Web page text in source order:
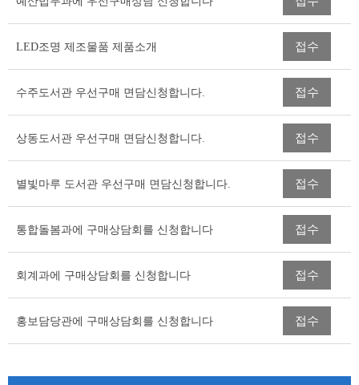
구
리
스
테
이
LED조명 제조물품 제품소개 접수
수주도서관 우선구매 면담신청합니다. 접수
상동도서관 우선구매 면담신청합니다. 접수
별빛마루 도서관 우선구매 면담신청합니다. 접수
통합돌봄과에 구매상담회를 신청합니다 접수
회계과에 구매상담회를 신청합니다 접수
홍보담당관에 구매상담회를 신청합니다 접수